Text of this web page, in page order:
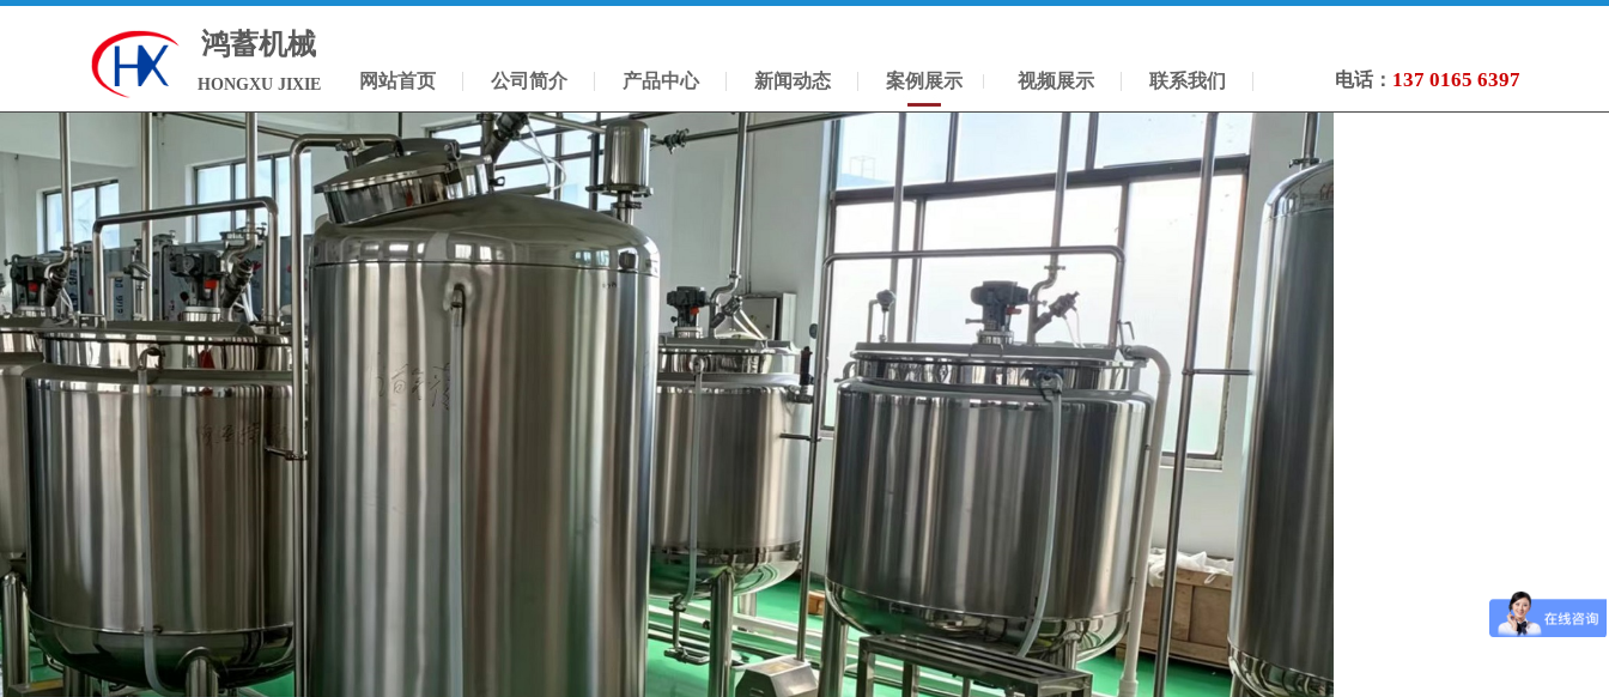
网站首页 公司简介 产品中心 新闻动态 案例展示 视频展示 联系我们
鸿蓄机械
HONGXU JIXIE 电话： 137 0165 6397